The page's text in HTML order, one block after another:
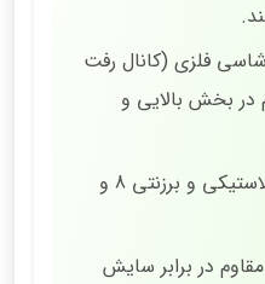
فلزی (کانال رفت
بخش بالایی و
انتخاب تسمه نقاله های لاستیکی و برزنتی 8 و
در برابر سایش